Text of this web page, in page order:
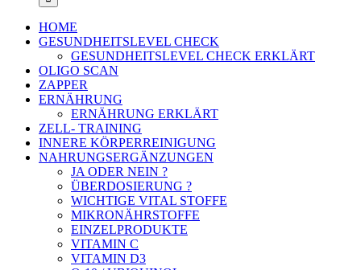
HOME
GESUNDHEITSLEVEL CHECK
GESUNDHEITSLEVEL CHECK ERKLÄRT
OLIGO SCAN
ZAPPER
ERNÄHRUNG
ERNÄHRUNG ERKLÄRT
ZELL- TRAINING
INNERE KÖRPERREINIGUNG
NAHRUNGSERGÄNZUNGEN
JA ODER NEIN ?
ÜBERDOSIERUNG ?
WICHTIGE VITAL STOFFE
MIKRONÄHRSTOFFE
EINZELPRODUKTE
VITAMIN C
VITAMIN D3